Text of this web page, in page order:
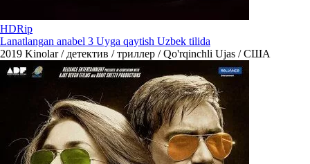
HDRip
Lanatlangan anabel 3 Uyga qaytish Uzbek tilida
2019 Kinolar / детектив / триллер / Qo'rqinchli Ujas / США